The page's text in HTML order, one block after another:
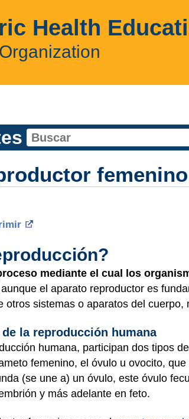
Health
femenino
mediante el cual los
el aparato reproductor es
otros sistemas o aparatos del
la reproducción humana
humana, participan dos tipos
femenino, el óvulo u ovocito,
(se une a) un óvulo, este óvulo
y más adelante en feto.